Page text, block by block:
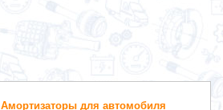
Амортизаторы для автомобиля